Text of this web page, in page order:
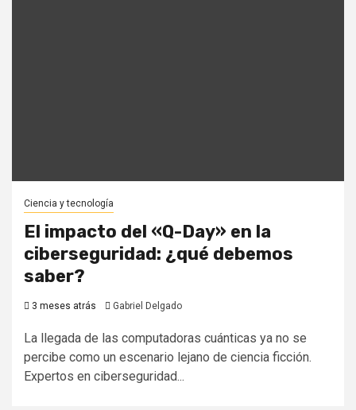
Ciencia y tecnología
El impacto del «Q-Day» en la
ciberseguridad: ¿qué debemos
saber?
3 meses atrás Gabriel Delgado
La llegada de las computadoras cuánticas ya no se
percibe como un escenario lejano de ciencia ficción.
Expertos en ciberseguridad...